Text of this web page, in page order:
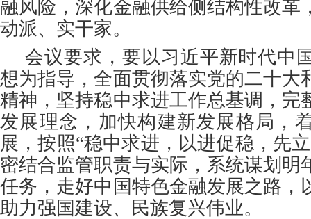
融风险，深化金融供给侧结构性改革
动派、实干家。
会议要求，要以习近平新时代中
想为指导，全面贯彻落实党的二十大
精神，坚持稳中求进工作总基调，完
发展理念，加快构建新发展格局，
展，按照“稳中求进，以进促稳，先
密结合监管职责与实际，系统谋划明
任务，走好中国特色金融发展之路，
助力强国建设、民族复兴伟业。